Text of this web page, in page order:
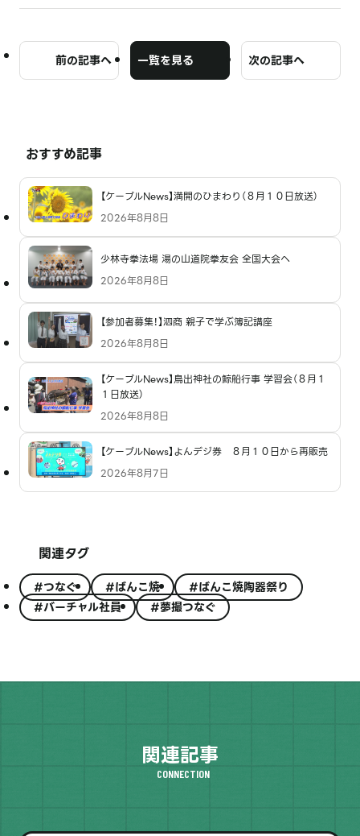
前の記事へ 一覧を見る 次の記事へ
おすすめ記事
【ケーブルNews】満開のひまわり（８月１０日放送）
2026年8月8日
少林寺拳法場 湯の山道院拳友会 全国大会へ
2026年8月8日
【参加者募集！】泗商 親子で学ぶ簿記講座
2026年8月8日
【ケーブルNews】鳥出神社の鯨船行事 学習会（８月１
１日放送）
2026年8月8日
【ケーブルNews】よんデジ券 ８月１０日から再販売
2026年8月7日
関連タグ
#つなぐ #ばんこ焼
#ばんこ焼陶器祭り
#バーチャル社員
#夢撮つなぐ
関連記事
CONNECTION